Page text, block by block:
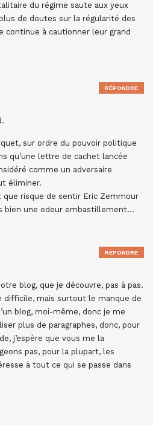
du régime saute aux yeux
de doutes sur la régularité des
continue à cautionner leur grand
sur ordre du pouvoir politique
qu’une lettre de cachet lancée
comme un adversaire
éliminer.
que risque de sentir Eric Zemmour
bien une odeur embastillement…
RÉPONDRE
blog, que je découvre, pas à pas.
mais surtout le manque de
blog, moi-même, donc je me
plus de paragraphes, donc, pour
j’espère que vous me la
pas, pour la plupart, les
à tout ce qui se passe dans
RÉPONDRE